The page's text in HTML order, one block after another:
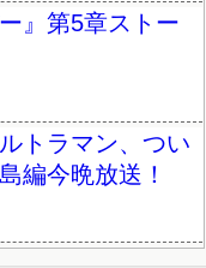
』第5章ストー
トラマン、つい
編今晩放送！